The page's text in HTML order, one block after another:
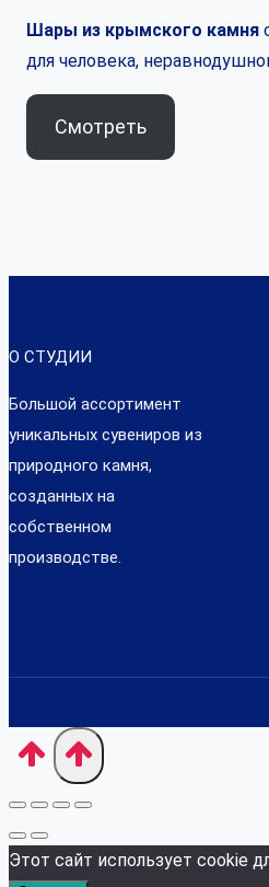
Шары из крымского камня
для человека,
Смотреть
О СТУДИИ
Большой ассортимент
уникальных сувениров из
природного камня,
созданных на
собственном
производстве.
Этот сайт использует cookie